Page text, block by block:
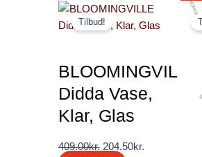
Tilbud!
BLOOMINGVILLE
Didda Vase,
Klar, Glas
409.00kr.
Den
oprindelige
409.00kr..
204.50kr.
Den
aktuelle
204.50kr..